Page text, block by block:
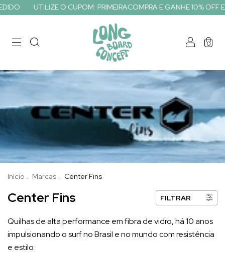
O CUPOM: PRIMEIRACOMPRA E GANHE 10% OFF EM SEU
0
Início . Marcas . Center Fins
Center Fins FILTRAR
Quilhas de alta performance em fibra de vidro, há 10 anos
impulsionando o surf no Brasil e no mundo com resistência
e estilo